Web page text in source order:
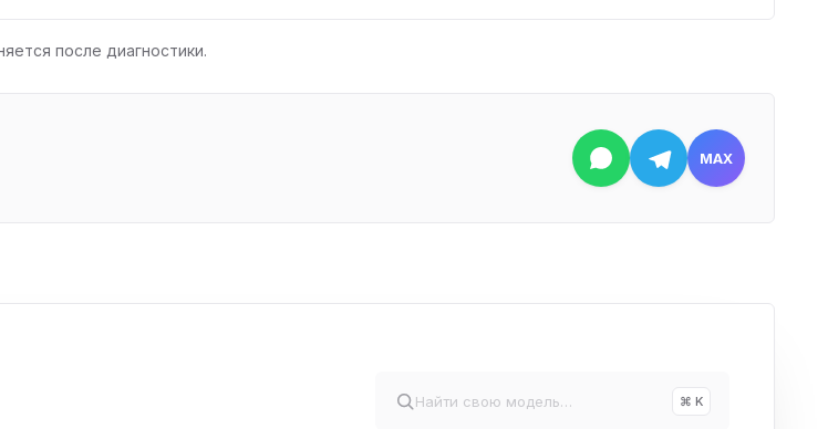
после диагностики.
MAX
⌘ K